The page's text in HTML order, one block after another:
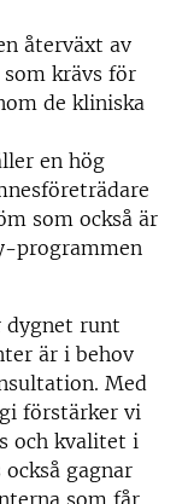
återväxt av
krävs för
de kliniska
en hög
som också är
programmen
dygnet runt
är i behov
Med
förstärker vi
och kvalitet i
gagnar
som får